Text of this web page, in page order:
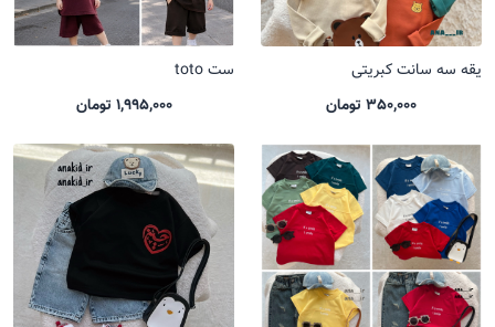
یقه سه سانت کبریتی
350,000 تومان
ست toto
1,995,000 تومان